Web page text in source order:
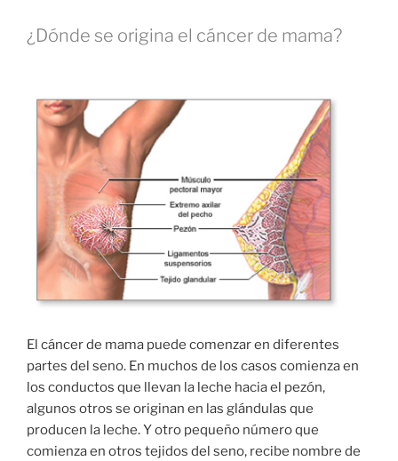
¿Dónde se origina el cáncer de mama?
El cáncer de mama puede comenzar en diferentes
partes del seno. En muchos de los casos comienza en
los conductos que llevan la leche hacia el pezón,
algunos otros se originan en las glándulas que
producen la leche. Y otro pequeño número que
comienza en otros tejidos del seno, recibe nombre de